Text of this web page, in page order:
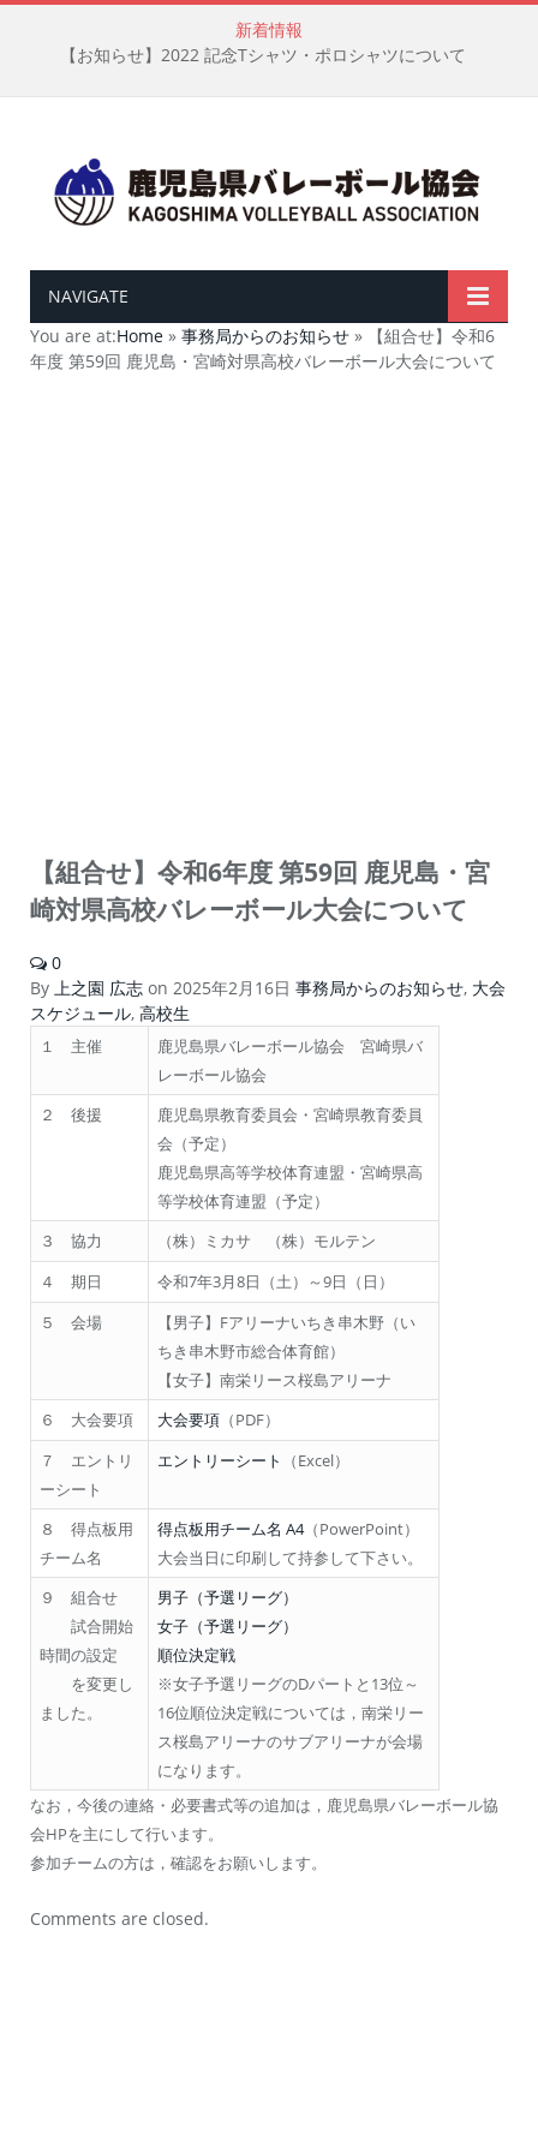
新着情報
【お知らせ】2022 記念Tシャツ・ポロシャツについて
NAVIGATE
You are at:Home » 事務局からのお知らせ »
【組合せ】令和6
年度 第59回 鹿児島・宮崎対県高校バレーボール大会について
【組合せ】令和6年度 第59回 鹿児島・宮
崎対県高校バレーボール大会について
0
By 上之園 広志 on 2025年2月16日 事務局からのお知らせ, 大会
スケジュール, 高校生
１ 主催
鹿児島県バレーボール協会 宮崎県バ
レーボール協会
２ 後援
鹿児島県教育委員会・宮崎県教育委員
会（予定）
鹿児島県高等学校体育連盟・宮崎県高
等学校体育連盟（予定）
３ 協力
（株）ミカサ （株）モルテン
４ 期日
令和7年3月8日（土）～9日（日）
５ 会場
【男子】Fアリーナいちき串木野（い
ちき串木野市総合体育館）
【女子】南栄リース桜島アリーナ
６ 大会要項
大会要項 （PDF）
７ エントリ
ーシート
エントリーシート （Excel）
８ 得点板用
チーム名
得点板用チーム名 A4（PowerPoint）
大会当日に印刷して持参して下さい。
９ 組合せ
試合開始
時間の設定
を変更し
ました。
男子（予選リーグ）
女子（予選リーグ）
順位決定戦
※女子予選リーグのDパートと13位～
16位順位決定戦については，南栄リー
ス桜島アリーナのサブアリーナが会場
になります。
なお，今後の連絡・必要書式等の追加は，鹿児島県バレーボール協
会HPを主にして行います。
参加チームの方は，確認をお願いします。
Comments are closed.